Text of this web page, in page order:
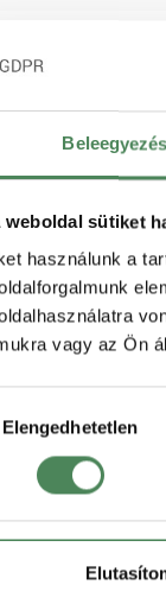
Beleegyezés
weboldal sütiket
használunk a
vagy az Ön
Elengedhetetlen
A
okoz a